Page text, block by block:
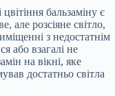
бальзаміну є
але розсіяне світло,
з недостатнім
або взагалі не
на вікні, яке
достатньо світла